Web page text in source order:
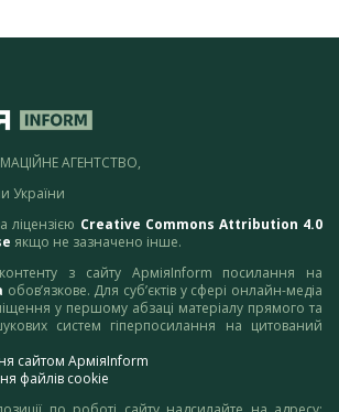
АГЕНТСТВО,
України
ліцензією Creative Commons Attribution 4.0
якщо не зазначено інше.
з сайту АрміяInform посилання на
обов’язкове. Для суб’єктів у сфері онлайн-медіа
у першому абзаці матеріалу прямого та
систем гіперпосилання на цитований
сайтом АрміяInform
файлів cookie